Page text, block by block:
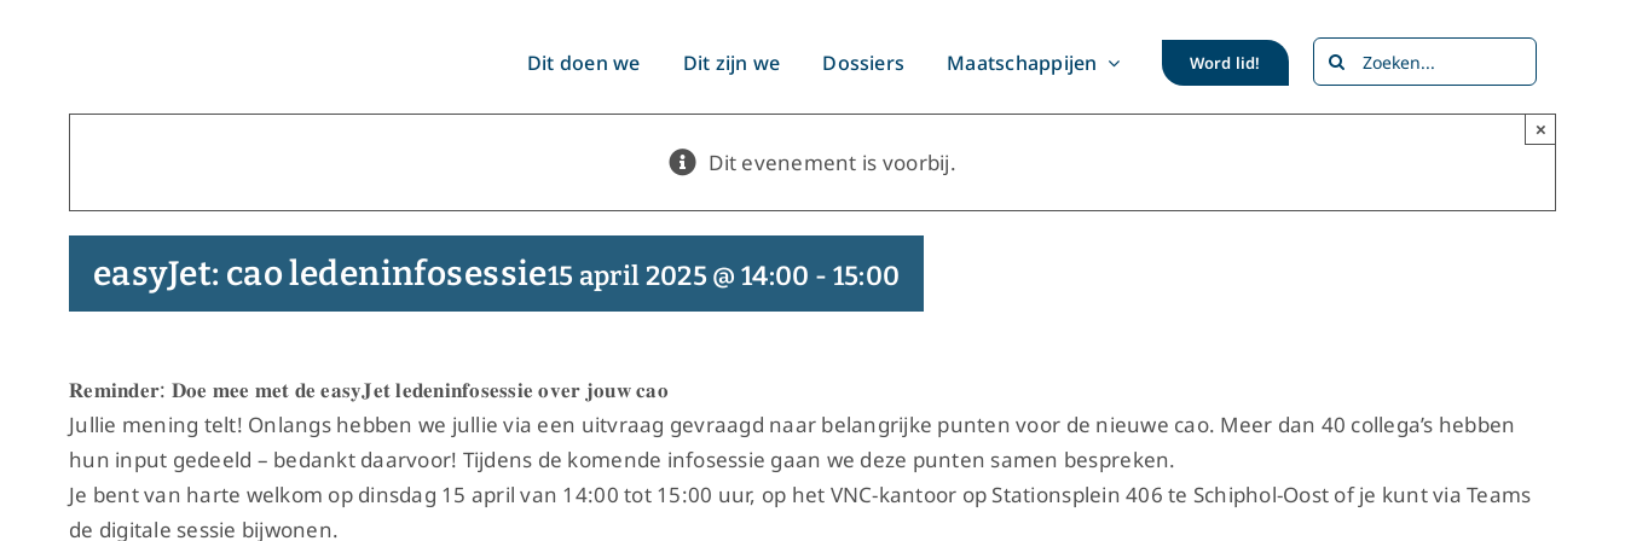
Dit doen we Dit zijn we Dossiers Maatschappijen Word lid!
Zoeken
naar:
Dit evenement is voorbij.
×
easyJet: cao ledeninfosessie15 april 2025 @ 14:00 - 15:00
𝐑𝐞𝐦𝐢𝐧𝐝𝐞𝐫: 𝐃𝐨𝐞 𝐦𝐞𝐞 𝐦𝐞𝐭 𝐝𝐞 𝐞𝐚𝐬𝐲𝐉𝐞𝐭 𝐥𝐞𝐝𝐞𝐧𝐢𝐧𝐟𝐨𝐬𝐞𝐬𝐬𝐢𝐞 𝐨𝐯𝐞𝐫 𝐣𝐨𝐮𝐰 𝐜𝐚𝐨
Jullie mening telt! Onlangs hebben we jullie via een uitvraag gevraagd naar belangrijke punten voor de nieuwe cao. Meer dan 40 collega’s hebben
hun input gedeeld – bedankt daarvoor! Tijdens de komende infosessie gaan we deze punten samen bespreken.
Je bent van harte welkom op dinsdag 15 april van 14:00 tot 15:00 uur, op het VNC-kantoor op Stationsplein 406 te Schiphol-Oost of je kunt via Teams
de digitale sessie bijwonen.